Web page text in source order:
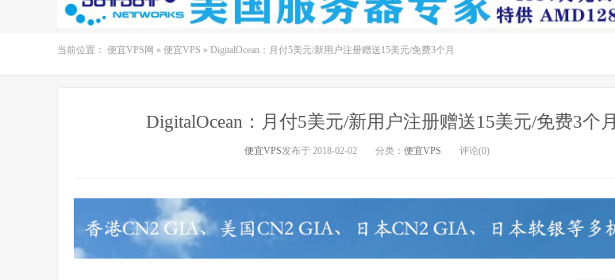
当前位置： 便宜VPS网 » 便宜VPS » DigitalOcean：月付5美元/新用户注册赠送15美元/免费3个月
DigitalOcean：月付5美元/新用户注册赠送15美元/免费3个月
便宜VPS发布于 2018-02-02 分类： 便宜VPS 评论(0)